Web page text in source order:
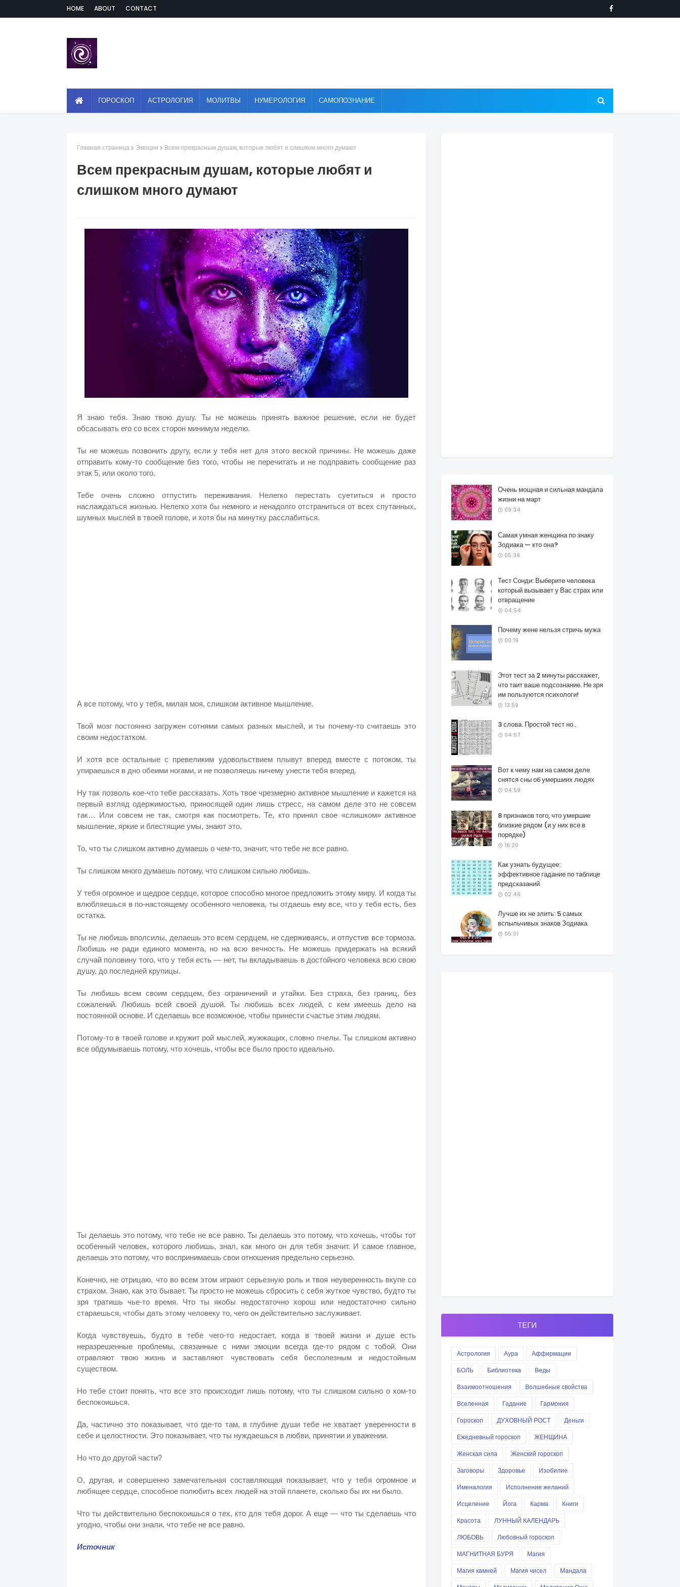
HOME ABOUT CONTACT
ГОРОСКОП АСТРОЛОГИЯ МОЛИТВЫ НУМЕРОЛОГИЯ САМОПОЗНАНИЕ
Главная страница Эмоции Всем прекрасным душам, которые любят и слишком много думают
Всем прекрасным душам, которые любят и
слишком много думают
Я знаю тебя. Знаю твою душу. Ты не можешь принять важное решение, если не будет
обсасывать его со всех сторон минимум неделю.
Ты не можешь позвонить другу, если у тебя нет для этого веской причины. Не можешь даже
отправить кому-то сообщение без того, чтобы не перечитать и не подправить сообщение раз
этак 5, или около того.
Тебе очень сложно отпустить переживания. Нелегко перестать суетиться и просто
наслаждаться жизнью. Нелегко хотя бы немного и ненадолго отстраниться от всех спутанных,
шумных мыслей в твоей голове, и хотя бы на минутку расслабиться.
А все потому, что у тебя, милая моя, слишком активное мышление.
Твой мозг постоянно загружен сотнями самых разных мыслей, и ты почему-то считаешь это
своим недостатком.
И хотя все остальные с превеликим удовольствием плывут вперед вместе с потоком, ты
упираешься в дно обеими ногами, и не позволяешь ничему унести тебя вперед.
Ну так позволь кое-что тебе рассказать. Хоть твое чрезмерно активное мышление и кажется на
первый взгляд одержимостью, приносящей один лишь стресс, на самом деле это не совсем
так… Или совсем не так, смотря как посмотреть. Те, кто принял свое «слишком» активное
мышление, яркие и блестящие умы, знают это.
То, что ты слишком активно думаешь о чем-то, значит, что тебе не все равно.
Ты слишком много думаешь потому, что слишком сильно любишь.
У тебя огромное и щедрое сердце, которое способно многое предложить этому миру. И когда ты
влюбляешься в по-настоящему особенного человека, ты отдаешь ему все, что у тебя есть, без
остатка.
Ты не любишь вполсилы, делаешь это всем сердцем, не сдерживаясь, и отпустив все тормоза.
Любишь не ради единого момента, но на всю вечность. Не можешь придержать на всякий
случай половину того, что у тебя есть — нет, ты вкладываешь в достойного человека всю свою
душу, до последней крупицы.
Ты любишь всем своим сердцем, без ограничений и утайки. Без страха, без границ, без
сожалений. Любишь всей своей душой. Ты любишь всех людей, с кем имеешь дело на
постоянной основе. И сделаешь все возможное, чтобы принести счастье этим людям.
Потому-то в твоей голове и кружит рой мыслей, жужжащих, словно пчелы. Ты слишком активно
все обдумываешь потому, что хочешь, чтобы все было просто идеально.
Ты делаешь это потому, что тебе не все равно. Ты делаешь это потому, что хочешь, чтобы тот
особенный человек, которого любишь, знал, как много он для тебя значит. И самое главное,
делаешь это потому, что воспринимаешь свои отношения предельно серьезно.
Конечно, не отрицаю, что во всем этом играют серьезную роль и твоя неуверенность вкупе со
страхом. Знаю, как это бывает. Ты просто не можешь сбросить с себя жуткое чувство, будто ты
зря тратишь чье-то время. Что ты якобы недостаточно хорош или недостаточно сильно
стараешься, чтобы дать этому человеку то, чего он действительно заслуживает.
Когда чувствуешь, будто в тебе чего-то недостает, когда в твоей жизни и душе есть
неразрешенные проблемы, связанные с ними эмоции всегда где-то рядом с тобой. Они
отравляют твою жизнь и заставляют чувствовать себя бесполезным и недостойным
существом.
Но тебе стоит понять, что все это происходит лишь потому, что ты слишком сильно о ком-то
беспокоишься.
Да, частично это показывает, что где-то там, в глубине души тебе не хватает уверенности в
себе и целостности. Это показывает, что ты нуждаешься в любви, принятии и уважении.
Но что до другой части?
О, другая, и совершенно замечательная составляющая показывает, что у тебя огромное и
любящее сердце, способное полюбить всех людей на этой планете, сколько бы их ни было.
Что ты действительно беспокоишься о тех, кто для тебя дорог. А еще — что ты сделаешь что
угодно, чтобы они знали, что тебе не все равно.
Источник
Очень мощная и сильная мандала
жизни на март
09:34
Самая умная женщина по знаку
Зодиака — кто она?
05:38
Тест Сонди: Выберите человека
который вызывает у Вас страх или
отвращение
04:54
Почему жене нельзя стричь мужа
00:19
Этот тест за 2 минуты расскажет,
что таит ваше подсознание. Не зря
им пользуются психологи!
13:59
3 слова. Простой тест но..
04:57
Вот к чему нам на самом деле
снятся сны об умершиих людях
04:59
8 признаков того, что умершие
близкие рядом (и у них все в
порядке)
16:20
Как узнать будущее:
эффективное гадание по таблице
предсказаний
02:46
Лучше их не злить: 5 самых
вспыльчивых знаков Зодиака
05:01
ТЕГИ
Астрология Аура
Аффирмации
БОЛЬ
Библиотека
Веды
Взаимоотношения
Волшебные свойства
Вселенная
Гадание
Гармония
Гороскоп
ДУХОВНЫЙ РОСТ
Деньги
Ежедневный гороскоп
ЖЕНЩИНА
Женская сила
Женский гороскоп
Заговоры
Здоровье
Изобилие
Именалогия
Исполнение желаний
Исцеление
Йога Карма
Книги
Красота
ЛУННЫЙ КАЛЕНДАРЬ
ЛЮБОВЬ
Любовный гороскоп
МАГНИТНАЯ БУРЯ
Магия
Магия камней
Магия чисел
Мандала